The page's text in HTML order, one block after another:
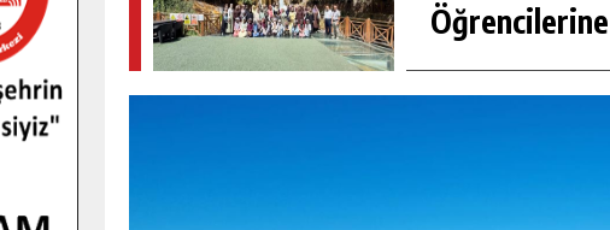
GENÇLER PUSULA MARAŞ KAMPINDA
YENI MEDYA VE FOTOĞRAFÇILIĞI